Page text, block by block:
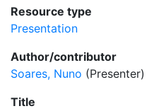
Resource type
Presentation
Author/contributor
Soares, Nuno (Presenter)
Title